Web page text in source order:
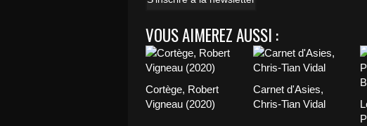
VOUS AIMEREZ AUSSI :
Cortège, Robert
Vigneau (2020)
Carnet d'Asies,
Chris-Tian Vidal